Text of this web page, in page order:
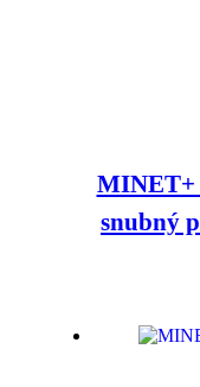
MINET+
snubný